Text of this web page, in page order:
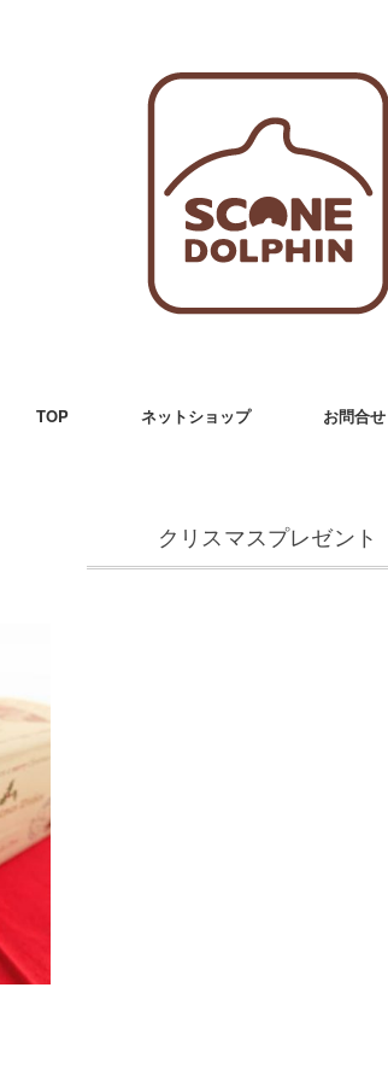
TOP ネットショップ お問合せ
クリスマスプレゼント